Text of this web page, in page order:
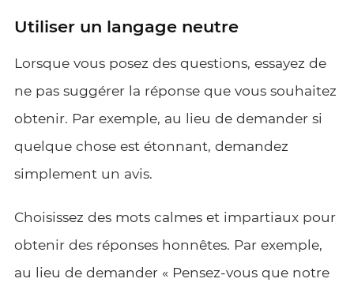
Utiliser un langage neutre
Lorsque vous posez des questions, essayez de
ne pas suggérer la réponse que vous souhaitez
obtenir. Par exemple, au lieu de demander si
quelque chose est étonnant, demandez
simplement un avis.
Choisissez des mots calmes et impartiaux pour
obtenir des réponses honnêtes. Par exemple,
au lieu de demander « Pensez-vous que notre